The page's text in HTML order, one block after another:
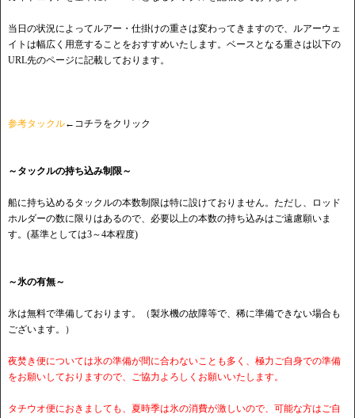
当日の状況によってルアー・仕掛けの重さは変わってきますので、ルアーウェ
イトは幅広く用意することをおすすめいたします。ベースとなる重さは以下の
URL先のページに記載しております。
参考タックル←コチラをクリック
～タックルの持ち込み制限～
船に持ち込めるタックルの本数制限は特に設けておりません。ただし、ロッド
ホルダーの数に限りはあるので、必要以上の本数の持ち込みはご遠慮願いま
す。(基準としては3～4本程度)
～氷の有無～
氷は無料で準備しております。（製氷機の故障等で、稀に準備できない場合も
ございます。）
夜焚き便については氷の準備が間に合わないことも多く、極力ご自身での準備
をお願いしておりますので、ご協力よろしくお願いいたします。
タチウオ便におきましても、夏時季は氷の消費が激しいので、可能な方はご自